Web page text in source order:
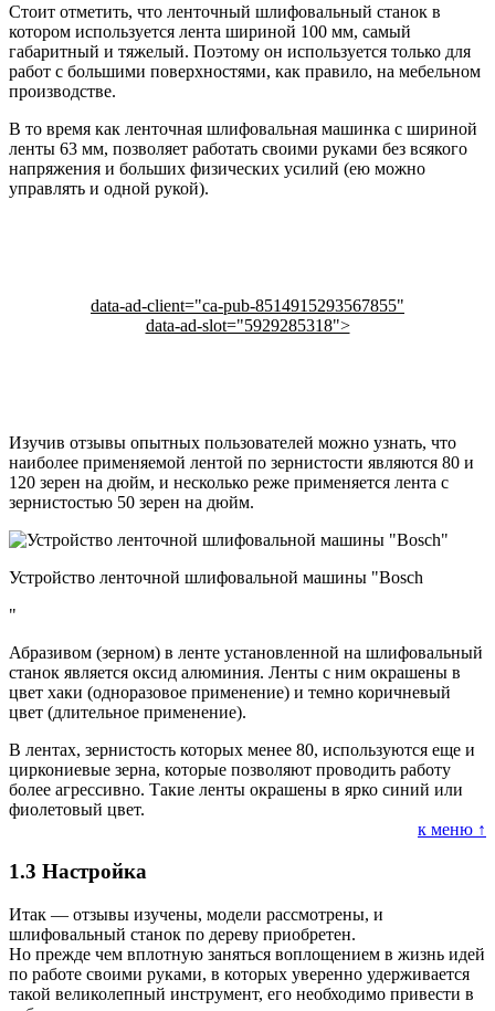
Стоит отметить, что ленточный шлифовальный станок в
котором используется лента шириной 100 мм, самый
габаритный и тяжелый. Поэтому он используется только для
работ с большими поверхностями, как правило, на мебельном
производстве.
В то время как ленточная шлифовальная машинка с шириной
ленты 63 мм, позволяет работать своими руками без всякого
напряжения и больших физических усилий (ею можно
управлять и одной рукой).
data-ad-client="ca-pub-8514915293567855"
data-ad-slot="5929285318">
Изучив отзывы опытных пользователей можно узнать, что
наиболее применяемой лентой по зернистости являются 80 и
120 зерен на дюйм, и несколько реже применяется лента с
зернистостью 50 зерен на дюйм.
Устройство ленточной шлифовальной машины "Bosch
"
Абразивом (зерном) в ленте установленной на шлифовальный
станок является оксид алюминия. Ленты с ним окрашены в
цвет хаки (одноразовое применение) и темно коричневый
цвет (длительное применение).
В лентах, зернистость которых менее 80, используются еще и
циркониевые зерна, которые позволяют проводить работу
более агрессивно. Такие ленты окрашены в ярко синий или
фиолетовый цвет.
к меню ↑
1.3 Настройка
Итак — отзывы изучены, модели рассмотрены, и
шлифовальный станок по дереву приобретен.
Но прежде чем вплотную заняться воплощением в жизнь идей
по работе своими руками, в которых уверенно удерживается
такой великолепный инструмент, его необходимо привести в